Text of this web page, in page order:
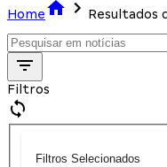
Home
Resultados
Filtros
Filtros Selecionados